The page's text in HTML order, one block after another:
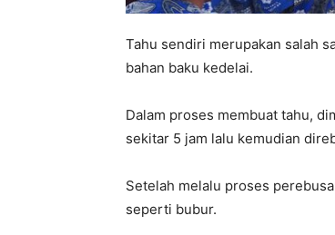
Tahu sendiri merupakan salah
bahan baku kedelai.
Dalam proses membuat tahu,
sekitar 5 jam lalu kemudian
Setelah melalu proses
seperti bubur.